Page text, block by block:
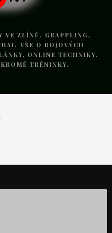
VE ZLÍNĚ. GRAPPLING,
VŠE O BOJOVÝCH
ONLINE TECHNIKY.
TRÉNINKY.